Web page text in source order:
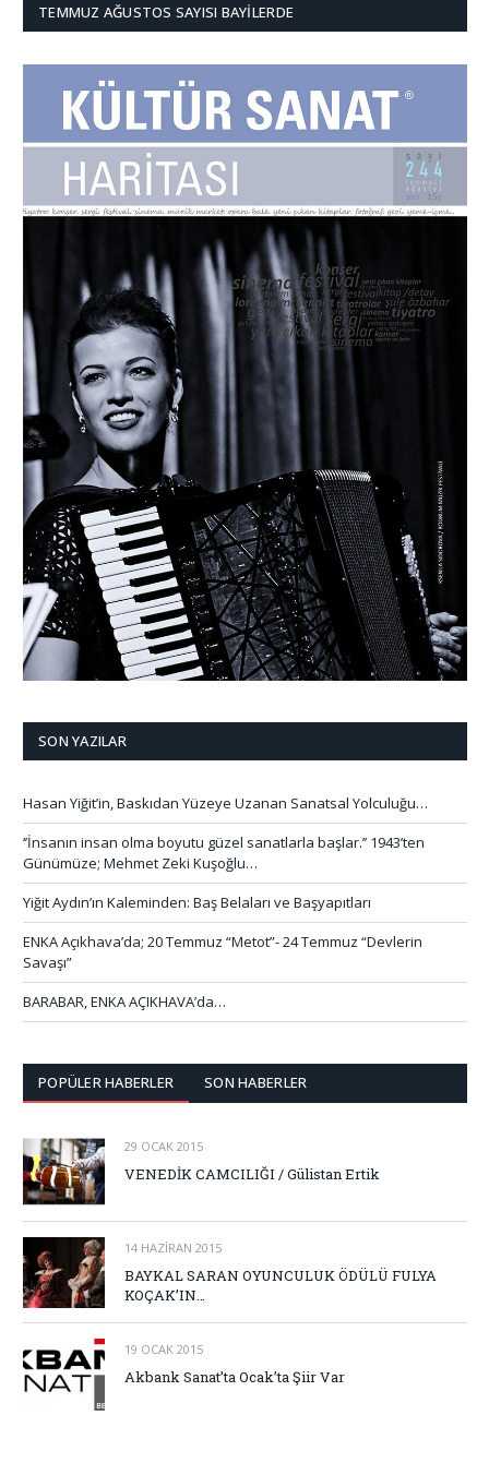
TEMMUZ AĞUSTOS SAYISI BAYILERDE
SON YAZILAR
Hasan Yiğit’in, Baskıdan Yüzeye Uzanan Sanatsal Yolculuğu…
‘’İnsanın insan olma boyutu güzel sanatlarla başlar.’’ 1943’ten
Günümüze; Mehmet Zeki Kuşoğlu…
Yiğit Aydın’ın Kaleminden: Baş Belaları ve Başyapıtları
ENKA Açıkhava’da; 20 Temmuz “Metot”- 24 Temmuz “Devlerin
Savaşı”
BARABAR, ENKA AÇIKHAVA’da…
POPÜLER HABERLER SON HABERLER
29 OCAK 2015
VENEDİK CAMCILIĞI / Gülistan Ertik
14 HAZIRAN 2015
BAYKAL SARAN OYUNCULUK ÖDÜLÜ FULYA
KOÇAK’IN…
19 OCAK 2015
Akbank Sanat’ta Ocak’ta Şiir Var